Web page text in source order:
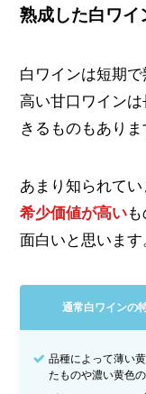
熟成した白ワイ
白ワインは短期
高い甘口ワイン
きるものもありま
あまり知られて
希少価値が高い
面白いと思います
通常白ワインの
品種によって薄い
たものや濃い黄色